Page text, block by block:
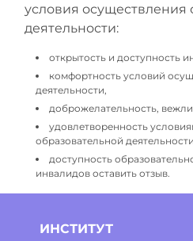
условия осуществления
деятельности:
открытость и доступность
комфортность условий
деятельности,
доброжелательность,
удовлетворенность
образовательной деятельности,
доступность
инвалидов оставить отзыв.
ИНСТИТУТ